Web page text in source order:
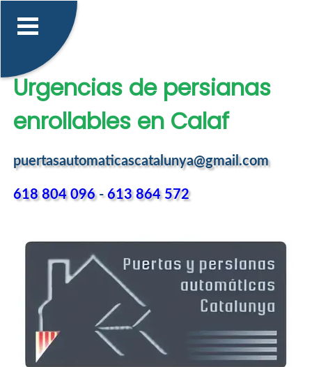
Urgencias de persianas
enrollables en Calaf
puertasautomaticascatalunya@gmail.com
618 804 096 -613 864 572